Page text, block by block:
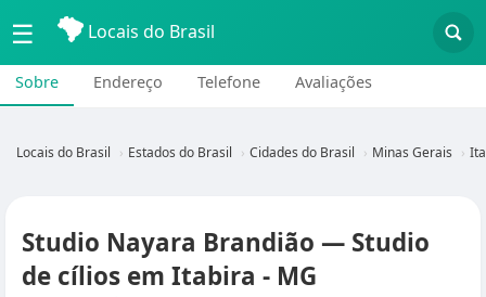
☰ Locais do Brasil
Sobre Endereço Telefone Avaliações
Locais do Brasil Estados do Brasil Cidades do Brasil Minas Gerais
Studio Nayara Brandião — Studio
de cílios em Itabira - MG